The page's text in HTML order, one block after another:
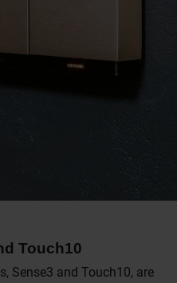
Touch10
Sense3 and Touch10, are